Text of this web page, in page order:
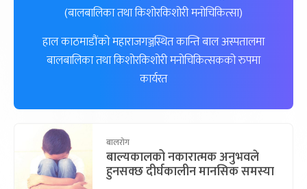
(बालबालिका तथा किशोरकिशोरी मनोचिकित्सा)
हाल काठमाडौंको महाराजगञ्जस्थित कान्ति बाल अस्पतालमा
बालबालिका तथा किशोरकिशोरी मनोचिकित्सकको रुपमा
कार्यरत
बालरोग
बाल्यकालको नकारात्मक अनुभवले
हुनसक्छ दीर्घकालीन मानसिक समस्या